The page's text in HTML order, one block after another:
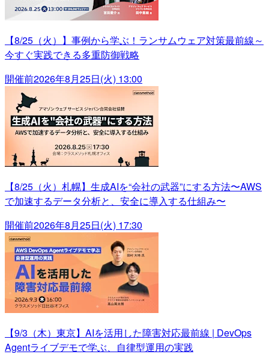
【8/25（火）】事例から学ぶ！ランサムウェア対策最前線～
今すぐ実践できる多重防御戦略
開催前2026年8月25日(火) 13:00
【8/25（火）札幌】生成AIを“会社の武器”にする方法〜AWS
で加速するデータ分析と、安全に導入する仕組み〜
開催前2026年8月25日(火) 17:30
【9/3（木）東京】AIを活用した障害対応最前線 | DevOps
Agentライブデモで学ぶ、自律型運用の実践